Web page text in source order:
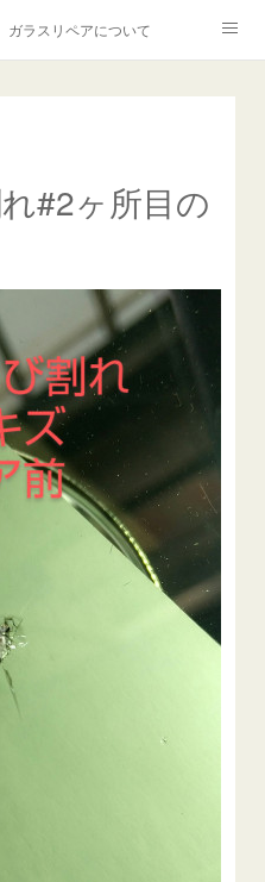
ガラスリペアについて
/研磨・磨き・鱗取り
ズ取り・研磨・磨き
ント『アクアペル』
ガラスリペア施工価格
？
#2ヶ所目の